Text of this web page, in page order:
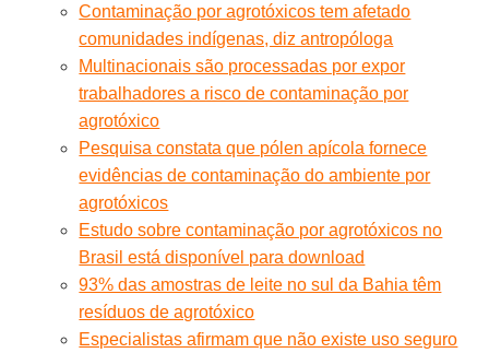
Contaminação por agrotóxicos tem afetado
comunidades indígenas, diz antropóloga
Multinacionais são processadas por expor
trabalhadores a risco de contaminação por
agrotóxico
Pesquisa constata que pólen apícola fornece
evidências de contaminação do ambiente por
agrotóxicos
Estudo sobre contaminação por agrotóxicos no
Brasil está disponível para download
93% das amostras de leite no sul da Bahia têm
resíduos de agrotóxico
Especialistas afirmam que não existe uso seguro